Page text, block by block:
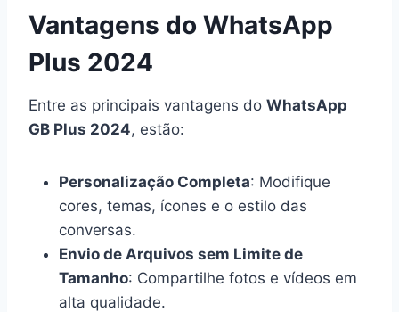
Vantagens do WhatsApp
Plus 2024
Entre as principais vantagens do WhatsApp
GB Plus 2024, estão:
Personalização Completa: Modifique
cores, temas, ícones e o estilo das
conversas.
Envio de Arquivos sem Limite de
Tamanho: Compartilhe fotos e vídeos em
alta qualidade.